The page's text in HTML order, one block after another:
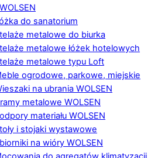
do sanatorium
metalowe do biurka
metalowe łóżek hotelowych
metalowe typu Loft
ogrodowe, parkowe, miejskie
na ubrania WOLSEN
metalowe WOLSEN
materiału WOLSEN
i stojaki wystawowe
na wióry WOLSEN